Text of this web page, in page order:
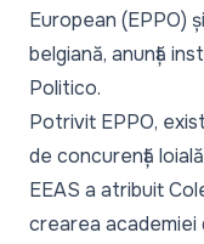
European (EPPO)
belgiană, anunță
Politico.
Potrivit EPPO,
de concurență
EEAS a atribuit
crearea